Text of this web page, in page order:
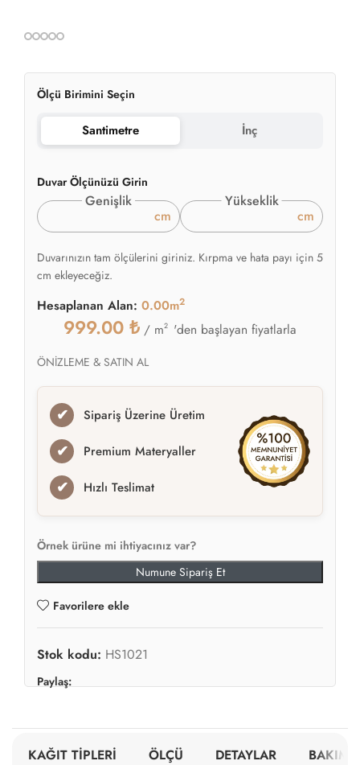
Ölçü Birimini Seçin
Santimetre İnç
Duvar Ölçünüzü Girin
Genişlik
cm
Yükseklik
cm
Duvarınızın tam ölçülerini giriniz. Kırpma ve hata payı için 5
cm ekleyeceğiz.
Hesaplanan Alan: 0.00m2
999.00 ₺ / m2 'den başlayan fiyatlarla
ÖNİZLEME & SATIN AL
✔ Sipariş Üzerine Üretim
✔ Premium Materyaller
✔ Hızlı Teslimat
Örnek ürüne mi ihtiyacınız var?
Numune Sipariş Et
Favorilere ekle
Stok kodu: HS1021
Paylaş:
KAĞIT TİPLERİ ÖLÇÜ DETAYLAR BAKIM